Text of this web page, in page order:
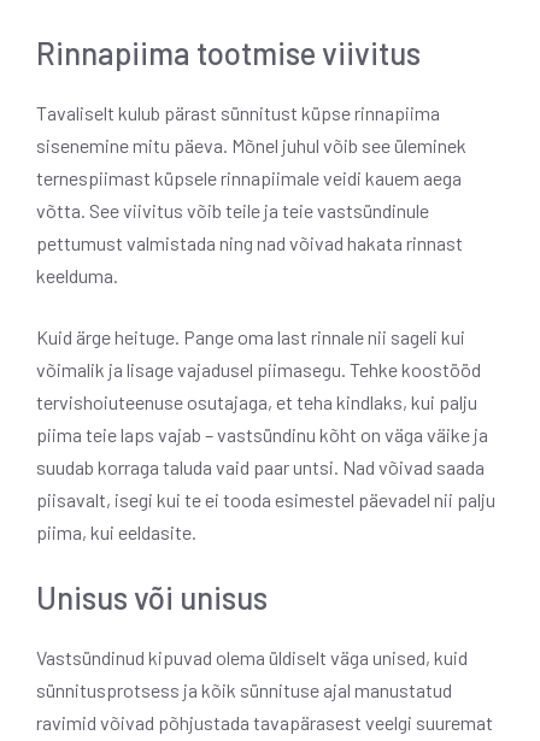
Rinnapiima tootmise viivitus
Tavaliselt kulub pärast sünnitust küpse rinnapiima
sisenemine mitu päeva. Mõnel juhul võib see üleminek
ternespiimast küpsele rinnapiimale veidi kauem aega
võtta. See viivitus võib teile ja teie vastsündinule
pettumust valmistada ning nad võivad hakata rinnast
keelduma.
Kuid ärge heituge. Pange oma last rinnale nii sageli kui
võimalik ja lisage vajadusel piimasegu. Tehke koostööd
tervishoiuteenuse osutajaga, et teha kindlaks, kui palju
piima teie laps vajab – vastsündinu kõht on väga väike ja
suudab korraga taluda vaid paar untsi. Nad võivad saada
piisavalt, isegi kui te ei tooda esimestel päevadel nii palju
piima, kui eeldasite.
Unisus või unisus
Vastsündinud kipuvad olema üldiselt väga unised, kuid
sünnitusprotsess ja kõik sünnituse ajal manustatud
ravimid võivad põhjustada tavapärasest veelgi suuremat